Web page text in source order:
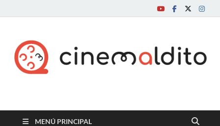
Cine maldito
MENÚ PRINCIPAL